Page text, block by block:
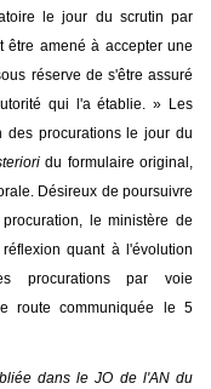
le jour du scrutin par
être amené à accepter une
réserve de s'être assuré
qui l'a établie. » Les
des procurations le jour du
du formulaire original,
Désireux de poursuivre
le ministère de
quant à l'évolution
procurations par voie
route communiquée le 5
dans le JO de l'AN du